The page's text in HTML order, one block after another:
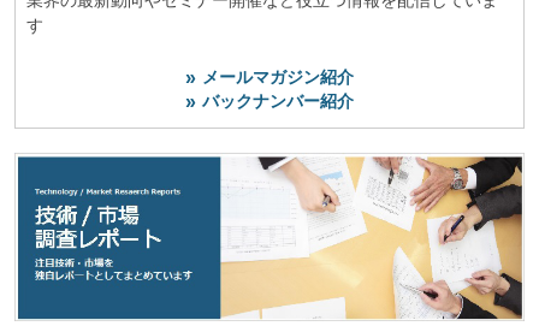
す
メールマガジン紹介
バックナンバー紹介